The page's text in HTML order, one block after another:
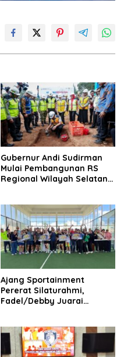
Gubernur Andi Sudirman
Mulai Pembangunan RS
Regional Wilayah Selatan
Ajang Sportainment
Pererat Silaturahmi,
Fadel/Debby Juarai